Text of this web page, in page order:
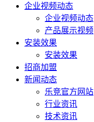
企业视频动态
企业视频动态
产品展示视频
安装效果
安装效果
招商加盟
新闻动态
乐竞官方网站
行业资讯
技术资讯